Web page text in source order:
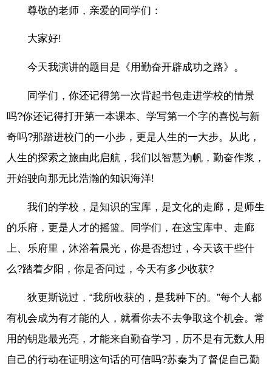
尊敬的老师，亲爱的同学们：
大家好!
今天我演讲的题目是《用勤奋开辟成功之路》。
同学们，你还记得第一次背起书包走进学校的情景
吗?你还记得打开第一本课本、学写第一个字的喜悦与新
奇吗?那踏进校门的一小步，更是人生的一大步。从此，
人生的探索之旅由此启航，我们以智慧为帆，勤奋作浆，
开始驶向那无比浩瀚的知识海洋!
我们的学校，是知识的宝库，是文化的走廊，是师生
的乐府，更是人才的摇篮。同学们，在这宝库中、走廊
上、乐府里，沐浴着晨光，你是否想过，今天该干些什
么?踏着夕阳，你是否问过，今天有多少收获?
狄更斯说过，“我所收获的，是我种下的。”每个人都
有机会成为有才能的人，就看你去不去争取这个机会。常
用的钥匙最光亮，才能来自勤奋学习，历不是有无数人用
自己的行动在证明这句话的可信吗?苏秦为了督促自己勤